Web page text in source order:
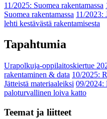
11/2025: Suomea rakentamassa
Suomea rakentamassa 11/2023:
lehti kestävästä rakentamisesta
Tapahtumia
Urapolkuja-oppilaitoskiertue
rakentaminen & data 10/2025:
Jätteistä materiaaleiksi 09/2024:
paloturvallinen loiva katto
Teemat ja liitteet